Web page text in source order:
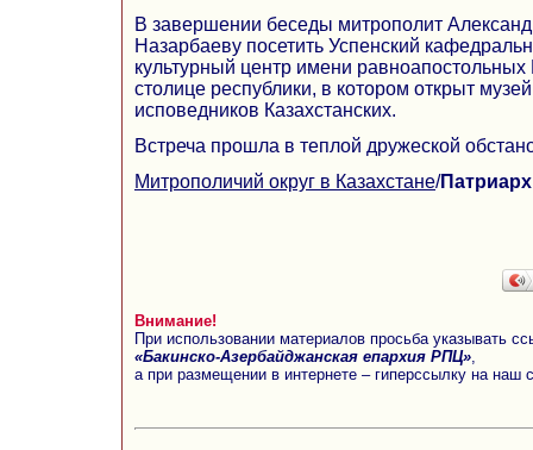
В завершении беседы митрополит
Назарбаеву посетить Успенский
культурный центр имени
столице республики, в котором открыт
исповедников Казахстанских.
Встреча прошла в теплой дружеской
Митрополичий округ в Казахстане/
Внимание!
При использовании материалов просьба указывать
«Бакинско-Азербайджанская епархия РПЦ»
а при размещении в интернете – гиперссылку на наш